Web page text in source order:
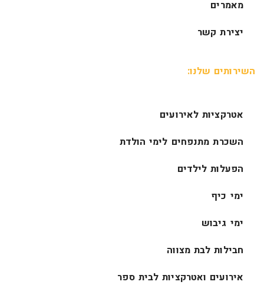
מאמרים
יצירת קשר
השירותים שלנו:
אטרקציות לאירועים
השכרת מתנפחים לימי הולדת
הפעלות לילדים
ימי כיף
ימי גיבוש
חבילות לבת מצווה
אירועים ואטרקציות לבית ספר